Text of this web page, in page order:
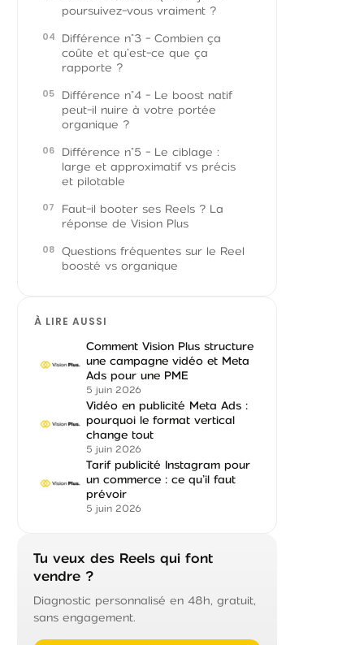
poursuivez-vous vraiment ?
Différence n°3 - Combien ça
coûte et qu’est-ce que ça
rapporte ?
Différence n°4 - Le boost natif
peut-il nuire à votre portée
organique ?
Différence n°5 - Le ciblage :
large et approximatif vs précis
et pilotable
Faut-il booter ses Reels ? La
réponse de Vision Plus
Questions fréquentes sur le Reel
boosté vs organique
À LIRE AUSSI
Comment Vision Plus structure
une campagne vidéo et Meta
Ads pour une PME
5 juin 2026
Vidéo en publicité Meta Ads :
pourquoi le format vertical
change tout
5 juin 2026
Tarif publicité Instagram pour
un commerce : ce qu’il faut
prévoir
5 juin 2026
Tu veux des Reels qui font
vendre ?
Diagnostic personnalisé en 48h, gratuit,
sans engagement.